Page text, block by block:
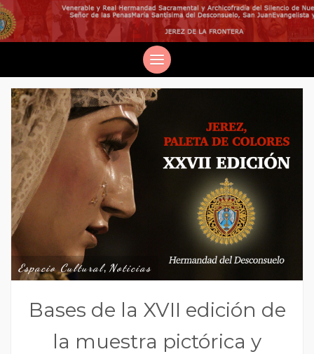
Espacio Cultural, Noticias
Bases de la XVII edición de
la muestra pictórica y